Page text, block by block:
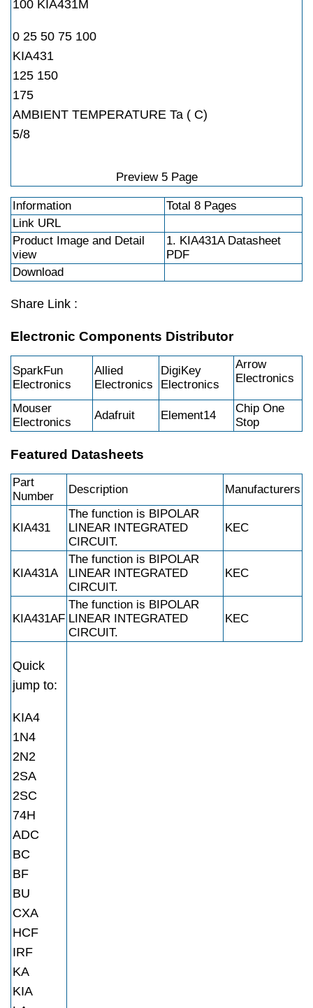
100 KIA431M
0 25 50 75 100
KIA431
125 150
175
AMBIENT TEMPERATURE Ta ( C)
5/8
Preview 5 Page
Information
Total 8 Pages
Link URL
Product Image and Detail
view
1. KIA431A Datasheet
PDF
Download
Share Link :
Electronic Components Distributor
SparkFun
Electronics
Allied
Electronics
DigiKey
Electronics
Arrow
Electronics
Mouser
Electronics
Adafruit Element14
Chip One
Stop
Featured Datasheets
Part
Number
Description Manufacturers
KIA431
The function is BIPOLAR
LINEAR INTEGRATED
CIRCUIT.
KEC
KIA431A
The function is BIPOLAR
LINEAR INTEGRATED
CIRCUIT.
KEC
KIA431AF
The function is BIPOLAR
LINEAR INTEGRATED
CIRCUIT.
KEC
Quick
jump to:
KIA4
1N4
2N2
2SA
2SC
74H
ADC
BC
BF
BU
CXA
HCF
IRF
KA
KIA